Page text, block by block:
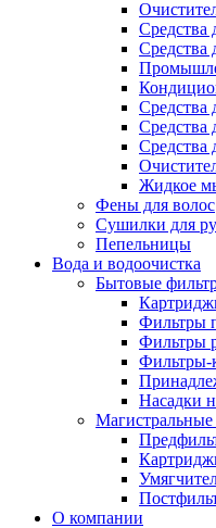
Средства
Средства
Средства
Средства
Средства
Жидкое
Фены для волос
Сушилки для
Пепельницы
Вода и водоочистка
Бытовые
Фильтры
Фильтры
Насадки
О компании